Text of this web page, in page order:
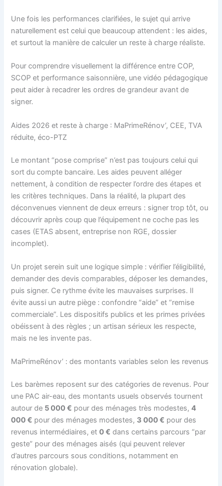
Une fois les performances clarifiées, le sujet qui arrive
naturellement est celui que beaucoup attendent : les aides,
et surtout la manière de calculer un reste à charge réaliste.
Pour comprendre visuellement la différence entre COP,
SCOP et performance saisonnière, une vidéo pédagogique
peut aider à recadrer les ordres de grandeur avant de
signer.
Aides 2026 et reste à charge : MaPrimeRénov’, CEE, TVA
réduite, éco-PTZ
Le montant “pose comprise” n’est pas toujours celui qui
sort du compte bancaire. Les aides peuvent alléger
nettement, à condition de respecter l’ordre des étapes et
les critères techniques. Dans la réalité, la plupart des
déconvenues viennent de deux erreurs : signer trop tôt, ou
découvrir après coup que l’équipement ne coche pas les
cases (ETAS absent, entreprise non RGE, dossier
incomplet).
Un projet serein suit une logique simple : vérifier l’éligibilité,
demander des devis comparables, déposer les demandes,
puis signer. Ce rythme évite les mauvaises surprises. Il
évite aussi un autre piège : confondre “aide” et “remise
commerciale”. Les dispositifs publics et les primes privées
obéissent à des règles ; un artisan sérieux les respecte,
mais ne les invente pas.
MaPrimeRénov’ : des montants variables selon les revenus
Les barèmes reposent sur des catégories de revenus. Pour
une PAC air-eau, des montants usuels observés tournent
autour de 5 000 € pour des ménages très modestes,4
000 € pour des ménages modestes, 3 000 € pour des
revenus intermédiaires, et0 € dans certains parcours “par
geste” pour des ménages aisés (qui peuvent relever
d’autres parcours sous conditions, notamment en
rénovation globale).